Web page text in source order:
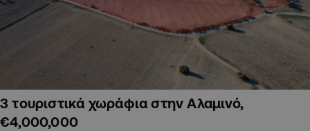
3 τουριστικά χωράφια στην Αλαμινό,
€4,000,000